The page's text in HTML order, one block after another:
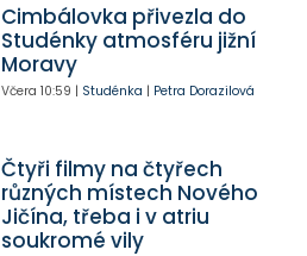
Cimbálovka přivezla do
Studénky atmosféru jižní
Moravy
Včera 10:59 | Studénka | Petra Dorazilová
Čtyři filmy na čtyřech
různých místech Nového
Jičína, třeba i v atriu
soukromé vily